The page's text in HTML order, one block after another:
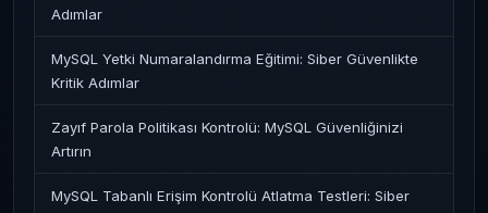
Adımlar
MySQL Yetki Numaralandırma Eğitimi: Siber Güvenlikte
Kritik Adımlar
Zayıf Parola Politikası Kontrolü: MySQL Güvenliğinizi
Artırın
MySQL Tabanlı Erişim Kontrolü Atlatma Testleri: Siber